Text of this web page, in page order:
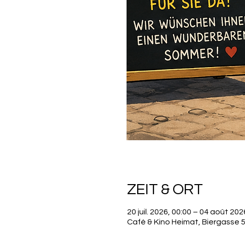
ZEIT & ORT
20 juil. 2026, 00:00 – 04 août
Café & Kino Heimat, Biergasse